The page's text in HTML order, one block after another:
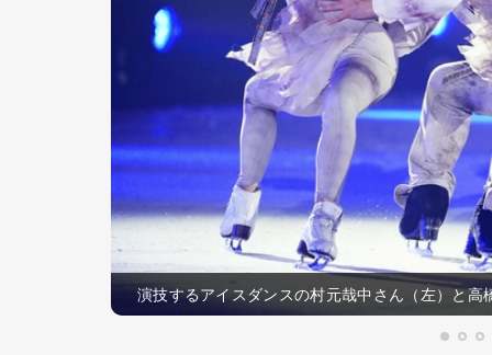
演技するアイスダンスの村元哉中さん（左）と